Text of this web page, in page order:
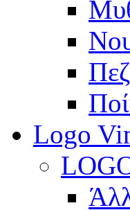
Logo